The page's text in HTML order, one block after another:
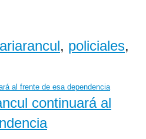
, policiales,
continuará al